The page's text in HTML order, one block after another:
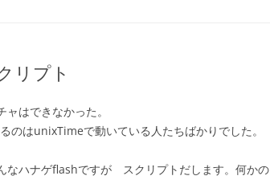
リプト
はできなかった。
はunixTimeで動いている人たちばかりでした。
なハナゲflashですが スクリプトだします。何かの